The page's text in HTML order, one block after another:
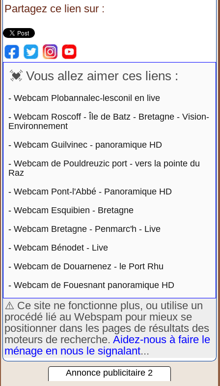
Partagez ce lien sur :
💓 Vous allez aimer ces liens :
-Webcam Plobannalec-lesconil en live
-Webcam Roscoff - Île de Batz - Bretagne - Vision-
Environnement
-Webcam Guilvinec - panoramique HD
-Webcam de Pouldreuzic port - vers la pointe du
Raz
-Webcam Pont-l'Abbé - Panoramique HD
-Webcam Esquibien - Bretagne
-Webcam Bretagne - Penmarc'h - Live
-Webcam Bénodet - Live
-Webcam de Douarnenez - le Port Rhu
-Webcam de Fouesnant panoramique HD
⚠️ Ce site ne fonctionne plus, ou utilise un
procédé lié au Webspam pour mieux se
positionner dans les pages de résultats des
moteurs de recherche.Aidez-nous à faire le
ménage en nous le signalant...
Annonce publicitaire 2